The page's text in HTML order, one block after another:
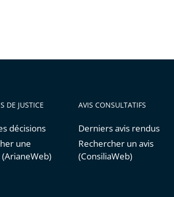
DE JUSTICE
décisions
une
AVIS CONSULTATIFS
Derniers avis rendus
Rechercher un avis
(ConsiliaWeb)